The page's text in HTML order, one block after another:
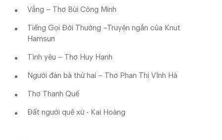
Vắng – Thơ Bùi Công Minh
Tiếng Gọi Đời Thường –Truyện ngắn của Knut
Hamsun
Tình yêu – Thơ Huy Hạnh
Người đàn bà thứ hai – Thơ Phan Thị Vĩnh Hà
Thơ Thanh Quế
Đất người quê xứ - Kai Hoàng